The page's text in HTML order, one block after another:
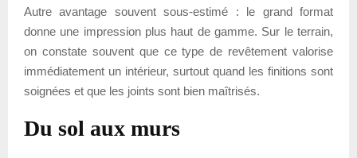
Autre avantage souvent sous-estimé : le grand format
donne une impression plus haut de gamme. Sur le terrain,
on constate souvent que ce type de revêtement valorise
immédiatement un intérieur, surtout quand les finitions sont
soignées et que les joints sont bien maîtrisés.
Du sol aux murs